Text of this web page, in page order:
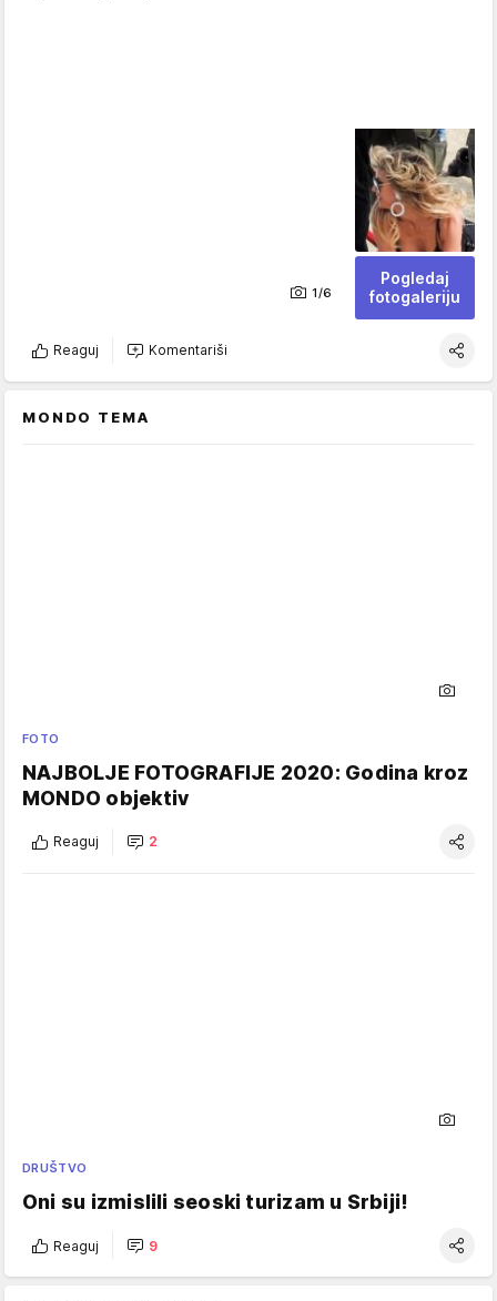
1/6
Pogledaj
fotogaleriju
Reaguj Komentariši
MONDO TEMA
FOTO
NAJBOLJE FOTOGRAFIJE 2020: Godina kroz
MONDO objektiv
Reaguj 2
DRUŠTVO
Oni su izmislili seoski turizam u Srbiji!
Reaguj 9